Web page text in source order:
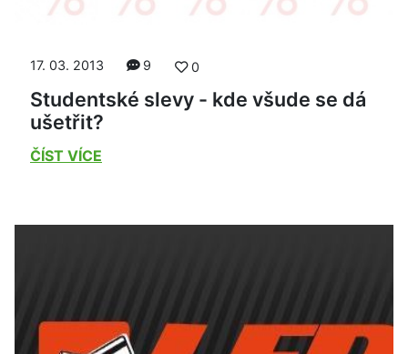
17. 03. 2013 9 0
Studentské slevy - kde všude se dá
ušetřit?
ČÍST VÍCE